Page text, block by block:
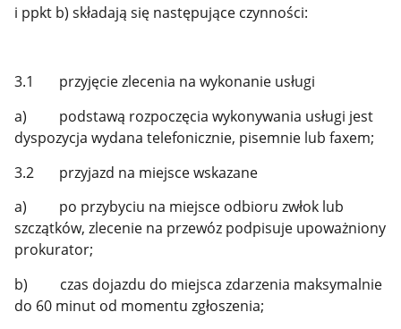
i ppkt b) składają się następujące czynności:
3.1 przyjęcie zlecenia na wykonanie usługi
a) podstawą rozpoczęcia wykonywania usługi jest
dyspozycja wydana telefonicznie, pisemnie lub faxem;
3.2 przyjazd na miejsce wskazane
a) po przybyciu na miejsce odbioru zwłok lub
szczątków, zlecenie na przewóz podpisuje upoważniony
prokurator;
b) czas dojazdu do miejsca zdarzenia maksymalnie
do 60 minut od momentu zgłoszenia;